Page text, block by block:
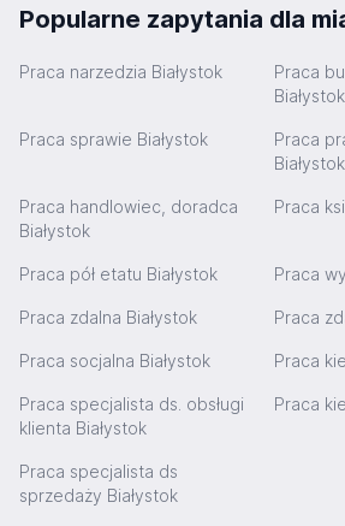
Popularne zapytania dla
Praca narzedzia Białystok
Praca
Białystok
Praca sprawie Białystok
Praca
Białystok
Praca handlowiec, doradca
Białystok
Praca
Praca pół etatu Białystok Praca
Praca zdalna Białystok Praca
Praca socjalna Białystok Praca
Praca specjalista ds. obsługi
klienta Białystok
Praca
Praca specjalista ds
sprzedaży Białystok